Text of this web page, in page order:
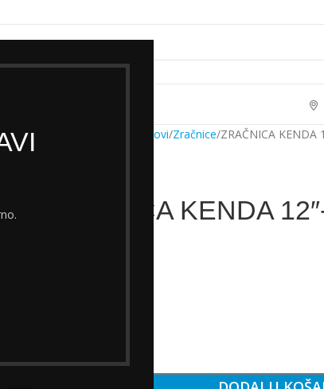
Početna Dijelovi Zračnice ZRAČNICA KENDA
ZRAČNICA KENDA